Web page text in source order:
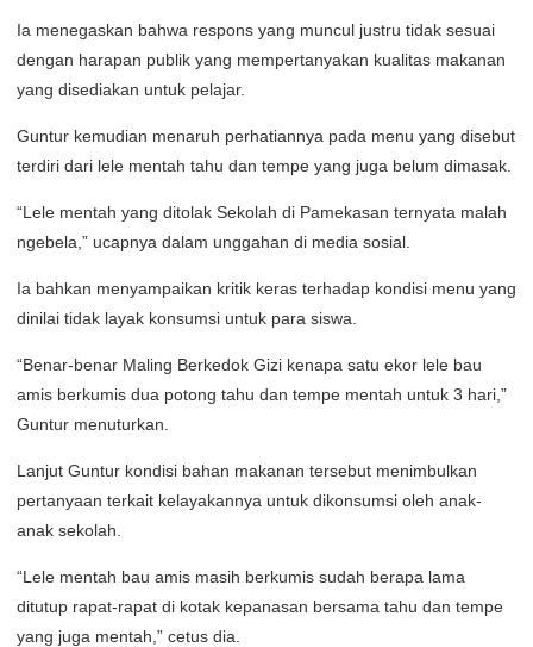
Ia menegaskan bahwa respons yang muncul justru tidak sesuai
dengan harapan publik yang mempertanyakan kualitas makanan
yang disediakan untuk pelajar.
Guntur kemudian menaruh perhatiannya pada menu yang disebut
terdiri dari lele mentah tahu dan tempe yang juga belum dimasak.
“Lele mentah yang ditolak Sekolah di Pamekasan ternyata malah
ngebela,” ucapnya dalam unggahan di media sosial.
Ia bahkan menyampaikan kritik keras terhadap kondisi menu yang
dinilai tidak layak konsumsi untuk para siswa.
“Benar-benar Maling Berkedok Gizi kenapa satu ekor lele bau
amis berkumis dua potong tahu dan tempe mentah untuk 3 hari,”
Guntur menuturkan.
Lanjut Guntur kondisi bahan makanan tersebut menimbulkan
pertanyaan terkait kelayakannya untuk dikonsumsi oleh anak-
anak sekolah.
“Lele mentah bau amis masih berkumis sudah berapa lama
ditutup rapat-rapat di kotak kepanasan bersama tahu dan tempe
yang juga mentah,” cetus dia.